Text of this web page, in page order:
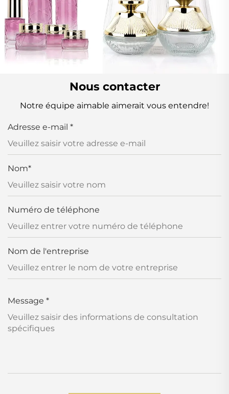
Nous contacter
Notre équipe aimable aimerait vous entendre!
Adresse e-mail *
Nom*
Numéro de téléphone
Nom de l'entreprise
Message *